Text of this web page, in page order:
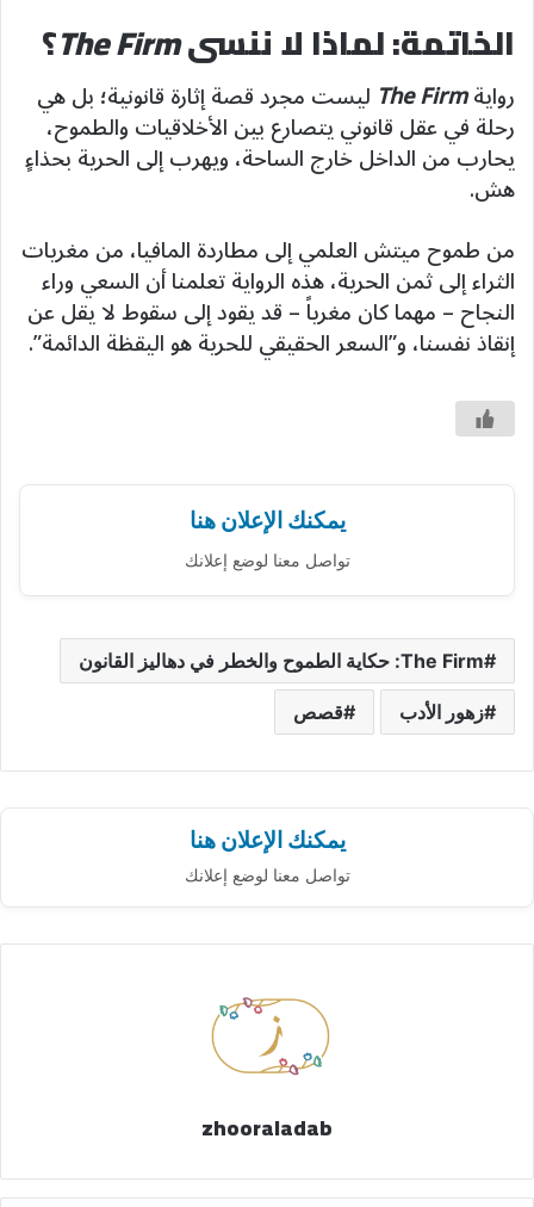
الخاتمة: لماذا لا ننسىThe Firm؟
روايةThe Firm ليست مجرد قصة إثارة قانونية؛ بل هي
رحلة في عقل قانوني يتصارع بين الأخلاقيات والطموح،
يحارب من الداخل خارج الساحة، ويهرب إلى الحرية بحذاءٍ
هش.
من طموح ميتش العلمي إلى مطاردة المافيا، من مغريات
الثراء إلى ثمن الحرية، هذه الرواية تعلمنا أن السعي وراء
النجاح – مهما كان مغرياً – قد يقود إلى سقوط لا يقل عن
إنقاذ نفسنا، و”السعر الحقيقي للحرية هو اليقظة الدائمة”.
يمكنك الإعلان هنا
تواصل معنا لوضع إعلانك
The Firm: حكاية الطموح والخطر في دهاليز القانون
زهور الأدب قصص
يمكنك الإعلان هنا
تواصل معنا لوضع إعلانك
zhooraladab